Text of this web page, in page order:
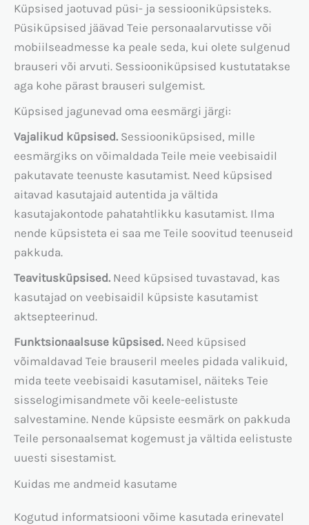
Küpsised jaotuvad püsi- ja sessiooniküpsisteks.
Püsiküpsised jäävad Teie personaalarvutisse või
mobiilseadmesse ka peale seda, kui olete sulgenud
brauseri või arvuti. Sessiooniküpsised kustutatakse
aga kohe pärast brauseri sulgemist.
Küpsised jagunevad oma eesmärgi järgi:
Vajalikud küpsised. Sessiooniküpsised, mille
eesmärgiks on võimaldada Teile meie veebisaidil
pakutavate teenuste kasutamist. Need küpsised
aitavad kasutajaid autentida ja vältida
kasutajakontode pahatahtlikku kasutamist. Ilma
nende küpsisteta ei saa me Teile soovitud teenuseid
pakkuda.
Teavitusküpsised. Need küpsised tuvastavad, kas
kasutajad on veebisaidil küpsiste kasutamist
aktsepteerinud.
Funktsionaalsuse küpsised. Need küpsised
võimaldavad Teie brauseril meeles pidada valikuid,
mida teete veebisaidi kasutamisel, näiteks Teie
sisselogimisandmete või keele-eelistuste
salvestamine. Nende küpsiste eesmärk on pakkuda
Teile personaalsemat kogemust ja vältida eelistuste
uuesti sisestamist.
Kuidas me andmeid kasutame
Kogutud informatsiooni võime kasutada erinevatel